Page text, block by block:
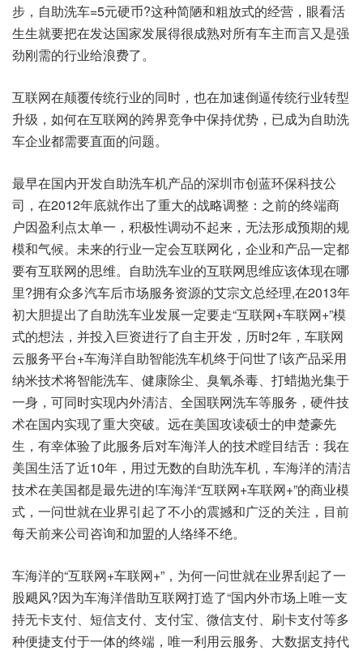
步，自助洗车=5元硬币?这种简陋和粗放式的经营，眼看活
生生就要把在发达国家发展得很成熟对所有车主而言又是强
劲刚需的行业给浪费了。
互联网在颠覆传统行业的同时，也在加速倒逼传统行业转型
升级，如何在互联网的跨界竞争中保持优势，已成为自助洗
车企业都需要直面的问题。
最早在国内开发自助洗车机产品的深圳市创蓝环保科技公
司，在2012年底就作出了重大的战略调整：之前的终端商
户因盈利点太单一，积极性调动不起来，无法形成预期的规
模和气候。未来的行业一定会互联网化，企业和产品一定都
要有互联网的思维。自助洗车业的互联网思维应该体现在哪
里?拥有众多汽车后市场服务资源的艾宗文总经理,在2013年
初大胆提出了自助洗车业发展一定要走“互联网+车联网+”模
式的想法，并投入巨资进行了自主开发，历时2年，车联网
云服务平台+车海洋自助智能洗车机终于问世了!该产品采用
纳米技术将智能洗车、健康除尘、臭氧杀毒、打蜡抛光集于
一身，可同时实现内外清洁、全国联网洗车等服务，硬件技
术在国内实现了重大突破。远在美国攻读硕士的申楚豪先
生，有幸体验了此服务后对车海洋人的技术瞠目结舌：我在
美国生活了近10年，用过无数的自助洗车机，车海洋的清洁
技术在美国都是最先进的!车海洋“互联网+车联网+”的商业模
式，一问世就在业界引起了不小的震撼和广泛的关注，目前
每天前来公司咨询和加盟的人络绎不绝。
车海洋的“互联网+车联网+”，为何一问世就在业界刮起了一
股飓风?因为车海洋借助互联网打造了“国内外市场上唯一支
持无卡支付、短信支付、支付宝、微信支付、刷卡支付等多
种便捷支付于一体的终端，唯一利用云服务、大数据支持代